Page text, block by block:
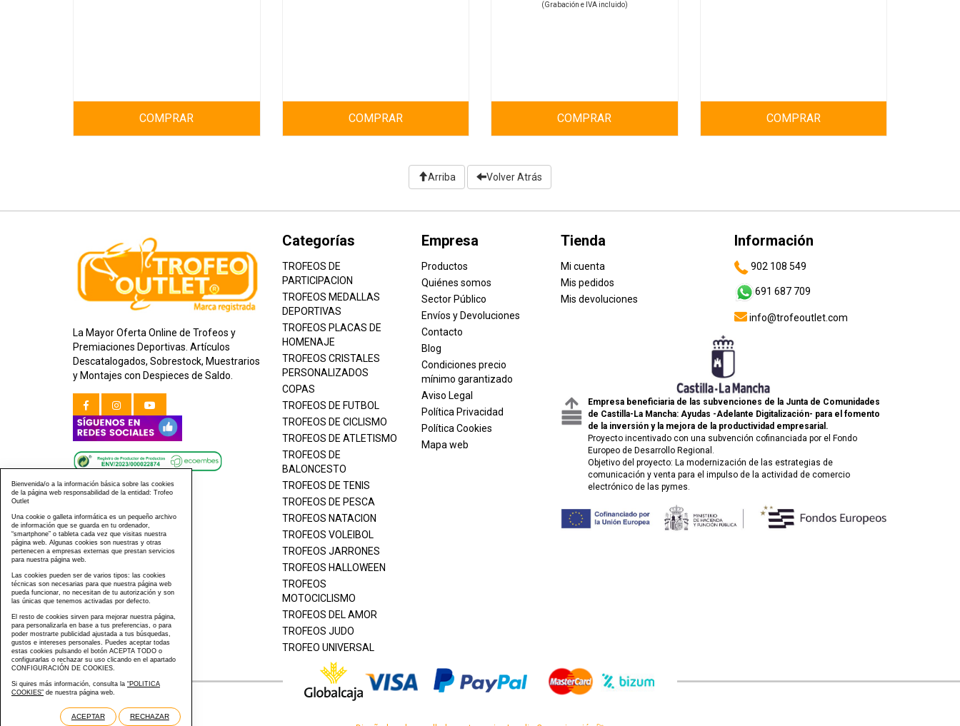
COMPRAR COMPRAR
(Grabación e IVA incluido)
COMPRAR COMPRAR
Arriba Volver Atrás
La Mayor Oferta Online de Trofeos y
Premiaciones Deportivas. Artículos
Descatalogados, Sobrestock, Muestrarios
y Montajes con Despieces de Saldo.
Categorías
TROFEOS DE
PARTICIPACION
TROFEOS MEDALLAS
DEPORTIVAS
TROFEOS PLACAS DE
HOMENAJE
TROFEOS CRISTALES
PERSONALIZADOS
COPAS
TROFEOS DE FUTBOL
TROFEOS DE CICLISMO
TROFEOS DE ATLETISMO
TROFEOS DE
BALONCESTO
TROFEOS DE TENIS
TROFEOS DE PESCA
TROFEOS NATACION
TROFEOS VOLEIBOL
TROFEOS JARRONES
TROFEOS HALLOWEEN
TROFEOS
MOTOCICLISMO
TROFEOS DEL AMOR
TROFEOS JUDO
TROFEO UNIVERSAL
Empresa
Productos
Quiénes somos
Sector Público
Envíos y Devoluciones
Contacto
Blog
Condiciones precio
mínimo garantizado
Aviso Legal
Política Privacidad
Política Cookies
Mapa web
Tienda
Mi cuenta
Mis pedidos
Mis devoluciones
Información
902 108 549
691 687 709
info@trofeoutlet.com
Empresa beneficiaria de las subvenciones de la Junta de Comunidades
de Castilla-La Mancha: Ayudas -Adelante Digitalización- para el fomento
de la inversión y la mejora de la productividad empresarial.
Proyecto incentivado con una subvención cofinanciada por el Fondo
Europeo de Desarrollo Regional.
Objetivo del proyecto: La modernización de las estrategias de
comunicación y venta para el impulso de la actividad de comercio
electrónico de las pymes.
Bienvenida/o a la información básica sobre las cookies
de la página web responsabilidad de la entidad: Trofeo
Outlet
Una cookie o galleta informática es un pequeño archivo
de información que se guarda en tu ordenador,
“smartphone” o tableta cada vez que visitas nuestra
página web. Algunas cookies son nuestras y otras
pertenecen a empresas externas que prestan servicios
para nuestra página web.
Las cookies pueden ser de varios tipos: las cookies
técnicas son necesarias para que nuestra página web
pueda funcionar, no necesitan de tu autorización y son
las únicas que tenemos activadas por defecto.
El resto de cookies sirven para mejorar nuestra página,
para personalizarla en base a tus preferencias, o para
poder mostrarte publicidad ajustada a tus búsquedas,
gustos e intereses personales. Puedes aceptar todas
estas cookies pulsando el botón ACEPTA TODO o
configurarlas o rechazar su uso clicando en el apartado
CONFIGURACIÓN DE COOKIES.
Si quires más información, consulta la “POLITICA
COOKIES” de nuestra página web.
ACEPTAR RECHAZAR